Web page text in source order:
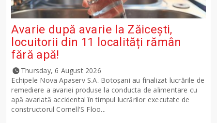
Avarie după avarie la Zăicești,
locuitorii din 11 localități rămân
fără apă!
Thursday, 6 August 2026
Echipele Nova Apaserv S.A. Botoșani au finalizat lucrările de
remediere a avariei produse la conducta de alimentare cu
apă avariată accidental în timpul lucrărilor executate de
constructorul Cornell'S Floo...